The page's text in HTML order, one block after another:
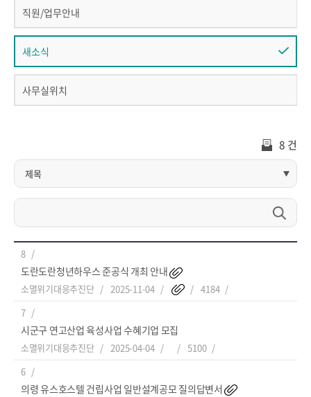
직원/업무안내
새소식
사무실위치
8 건
8
도란도란청년하우스 준공식 개최 안내
소멸위기대응추진단 2025-11-04
4184
7
시군구 연고산업 육성사업 수혜기업 모집
소멸위기대응추진단 2025-04-04
5100
6
의령 유스호스텔 건립사업 일반설계공모 질의답변서